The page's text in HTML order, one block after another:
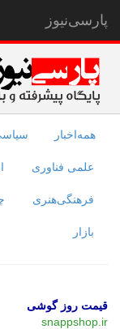
پارسی‌نیوز
همه‌اخبار
علمی فناوری
فرهنگی‌هنری
بازار
قیمت روز گوشی
snappshop.ir